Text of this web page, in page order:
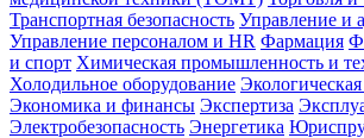
Транспортная безопасность Управление и
Управление персоналом и HR Фармация
и спорт Химическая промышленность и
Холодильное оборудование
Экономика и финансы Экспертиза
Электробезопасность Энергетика